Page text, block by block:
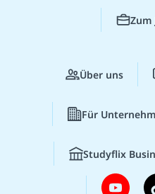
Zum
Über uns
Für
Studyflix